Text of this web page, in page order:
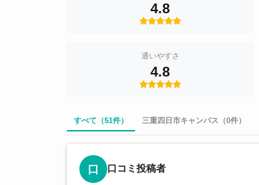
4.8
通いやすさ
4.8
すべて（51件） 三重四日市キャンパス（0件）
口 口コミ投稿者